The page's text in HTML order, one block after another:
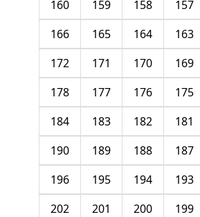
157
158
159
160
163
164
165
166
169
170
171
172
175
176
177
178
181
182
183
184
187
188
189
190
193
194
195
196
199
200
201
202